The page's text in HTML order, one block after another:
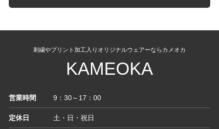
刺繍やプリント加工入りオリジナルウェアーならカメオカ
KAMEOKA
営業時間 9：30～17：00
定休日 土・日・祝日